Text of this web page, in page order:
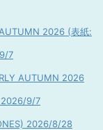
2026 (表紙:
7
AUTUMN 2026
2026/9/7
2026/8/28